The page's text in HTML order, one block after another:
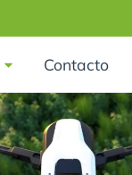
Contacto